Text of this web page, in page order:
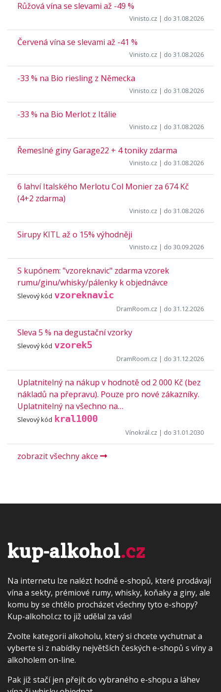
Růžová vína se slevami až -49 %
Vinisto.cz | do 31.08.2026
Červená vína se slevami až -41 %
Vinisto.cz | do 31.08.2026
-33 % na Bio riesling z Německa
Vinisto.cz | do 31.08.2026
-33 % na Bio Merlot z Itálie
Vinisto.cz | do 31.08.2026
Řemeslné giny Garage22 + 4 toniky zdarma
Vinisto.cz | do 31.08.2026
6 lahví Italského Merlotu Col Monier za 674 Kč
(4+2 zdarma)
Vinisto.cz | do 31.08.2026
Sirupy KITL až o 15% výhodněji
Vinisto.cz | do 30.09.2026
S kupónem: "vzoreknavic" zdarma vzorek
rumu/ginu/whisky/pálenky k objednávce
Slevový kód vzoreknavic
DramRoom.cz | do 31.12.2026
Sleva 5 % na degustační vzorky
Slevový kód vzorek5
DramRoom.cz | do 31.12.2026
Uplatnitelný na nákup v hodnotě od 2 000 Kč (bez
nákladů na přepravu). Pouze pro nové zákazníky.
Uplatnitelný na všechno na…
Slevový kód kral1000
Vínokrál.cz | do 31.01.2030
zobrazit všechny akce
kup-alkohol.cz
Na internetu lze nalézt hodně e-shopů, které prodávají
vína a sekty, prémiové rumy, whisky, koňaky a giny, ale
komu by se chtělo procházet všechny tyto e-shopy?
Kup-alkohol.cz to již udělal za vás!
Zvolte kategorii alkoholu, který si chcete vychutnat a
vyberte si z nabídky největších českých e-shopů s víny a
alkoholem on-line.
Pak již stačí jen přejít do vybraného e-shopu a láhev